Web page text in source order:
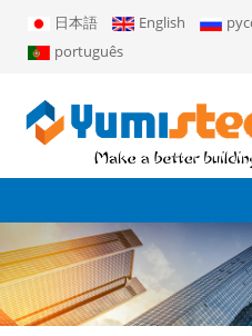
日本語 English
português